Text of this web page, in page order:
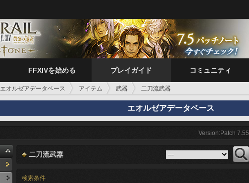
FFXIVを始める プレイガイド コミュニティ
エオルゼアデータベース アイテム 武器 二刀流武器
エオルゼアデータベース
Version:Patch 7.55
二刀流武器
検索条件